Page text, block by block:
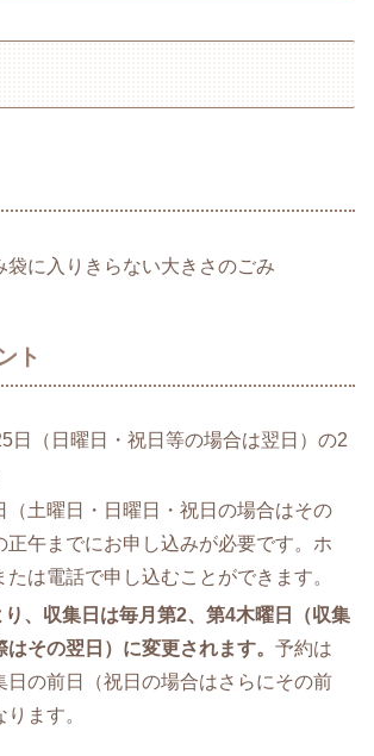
袋に入りきらない大きさのごみ
ト
日（日曜日・祝日等の場合は翌日）の2
（土曜日・日曜日・祝日の場合はその
正午までにお申し込みが必要です。ホ
たは電話で申し込むことができます。
、収集日は毎月第2、第4木曜日（収集
はその翌日）に変更されます。予約は
日の前日（祝日の場合はさらにその前
ます。